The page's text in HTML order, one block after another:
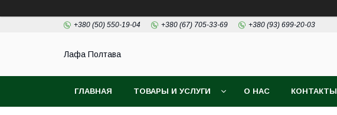
+380 (50) 550-19-04 +380 (67) 705-33-69 +380 (93) 699-20-03
Лафа Полтава
ГЛАВНАЯ ТОВАРЫ И УСЛУГИ О НАС КОНТАКТЫ